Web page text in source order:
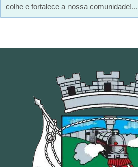
colhe e fortalece a nossa comunidade!...